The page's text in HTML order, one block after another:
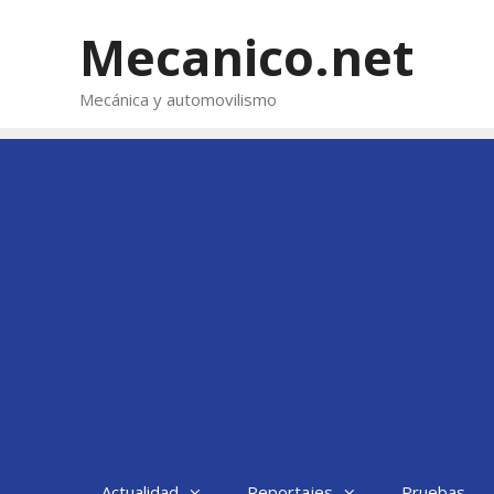
Mecanico.net
Mecánica y automovilismo